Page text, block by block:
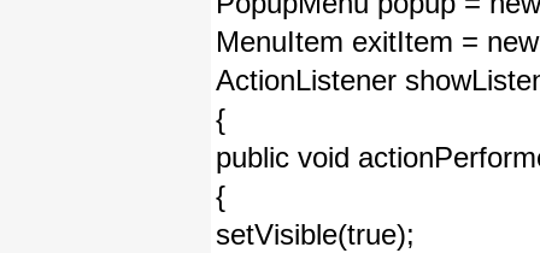
MenuItem exitItem =
ActionListener
{
public void
{
setVisible(true);